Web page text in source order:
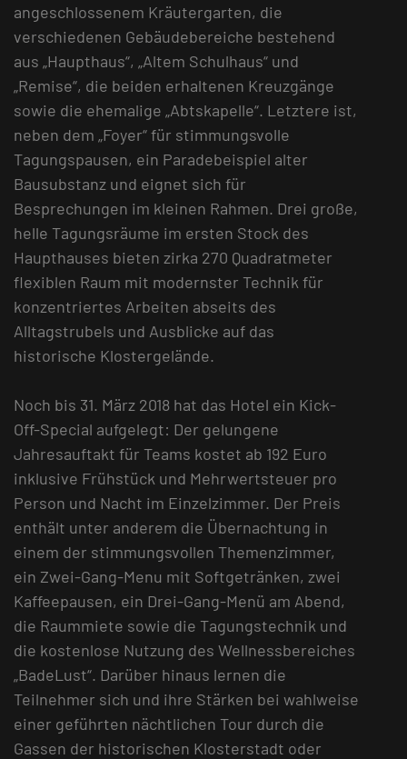
angeschlossenem Kräutergarten, die
verschiedenen Gebäudebereiche bestehend
aus „Haupthaus“, „Altem Schulhaus“ und
„Remise“, die beiden erhaltenen Kreuzgänge
sowie die ehemalige „Abtskapelle“. Letztere ist,
neben dem „Foyer“ für stimmungsvolle
Tagungspausen, ein Paradebeispiel alter
Bausubstanz und eignet sich für
Besprechungen im kleinen Rahmen. Drei große,
helle Tagungsräume im ersten Stock des
Haupthauses bieten zirka 270 Quadratmeter
flexiblen Raum mit modernster Technik für
konzentriertes Arbeiten abseits des
Alltagstrubels und Ausblicke auf das
historische Klostergelände.
Noch bis 31. März 2018 hat das Hotel ein Kick-
Off-Special aufgelegt: Der gelungene
Jahresauftakt für Teams kostet ab 192 Euro
inklusive Frühstück und Mehrwertsteuer pro
Person und Nacht im Einzelzimmer. Der Preis
enthält unter anderem die Übernachtung in
einem der stimmungsvollen Themenzimmer,
ein Zwei-Gang-Menu mit Softgetränken, zwei
Kaffeepausen, ein Drei-Gang-Menü am Abend,
die Raummiete sowie die Tagungstechnik und
die kostenlose Nutzung des Wellnessbereiches
„BadeLust“. Darüber hinaus lernen die
Teilnehmer sich und ihre Stärken bei wahlweise
einer geführten nächtlichen Tour durch die
Gassen der historischen Klosterstadt oder